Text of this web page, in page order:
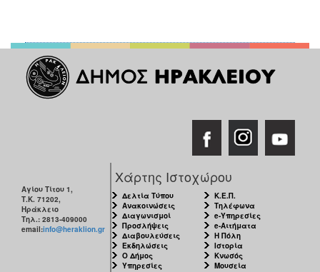
Αγίου Τίτου 1,
Τ.Κ. 71202,
Ηράκλειο
Τηλ.: 2813-409000
email:info@heraklion.gr
Χάρτης Ιστοχώρου
Δελτία Τύπου
Ανακοινώσεις
Διαγωνισμοί
Προσλήψεις
Διαβουλεύσεις
Εκδηλώσεις
Ο Δήμος
Υπηρεσίες
Κ.Ε.Π.
Τηλέφωνα
e-Υπηρεσίες
e-Αιτήματα
Η Πόλη
Ιστορία
Κνωσός
Μουσεία